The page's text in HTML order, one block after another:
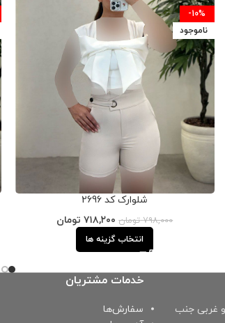
-10%
ناموجود
شلوارک کد 2696
۷۹۸,۰۰۰ تومان ۷۱۸,۲۰۰ تومان
انتخاب گزینه ها
غربی جنب
خدمات مشتریان
سفارش‌ها